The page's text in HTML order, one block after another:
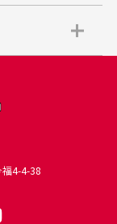
4-4-38